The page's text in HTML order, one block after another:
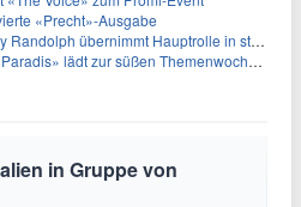
«Precht»-Ausgabe
übernimmt Hauptrolle in starbesetzter schwarzer Komödie
lädt zur süßen Themenwoche ein
in Gruppe von